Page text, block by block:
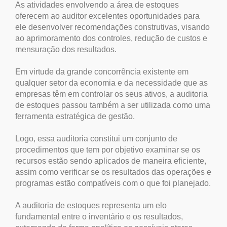
As atividades envolvendo a área de estoques
oferecem ao auditor excelentes oportunidades para
ele desenvolver recomendações construtivas, visando
ao aprimoramento dos controles, redução de custos e
mensuração dos resultados.
Em virtude da grande concorrência existente em
qualquer setor da economia e da necessidade que as
empresas têm em controlar os seus ativos, a auditoria
de estoques passou também a ser utilizada como uma
ferramenta estratégica de gestão.
Logo, essa auditoria constitui um conjunto de
procedimentos que tem por objetivo examinar se os
recursos estão sendo aplicados de maneira eficiente,
assim como verificar se os resultados das operações e
programas estão compatíveis com o que foi planejado.
A auditoria de estoques representa um elo
fundamental entre o inventário e os resultados,